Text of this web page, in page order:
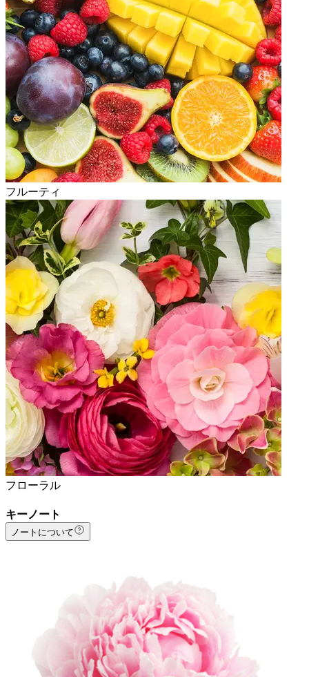
フルーティ
フローラル
キーノート
ノートについて